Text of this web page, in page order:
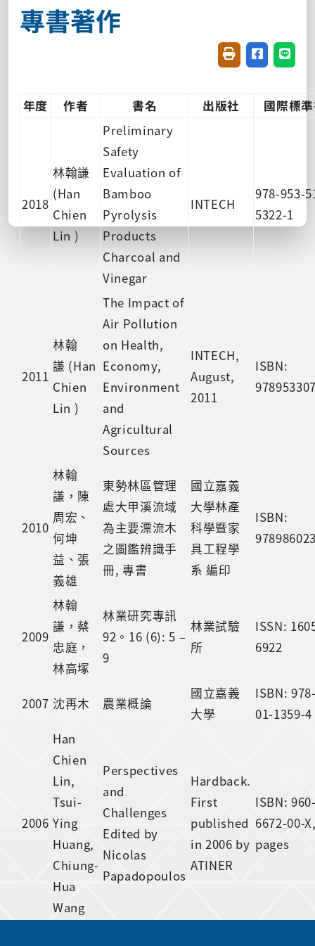
專書著作
友善列印(開新視
分享至臉書
分享
年度 作者 書名 出版社 國際標
2018
林翰謙
(Han
Chien
Lin )
Preliminary
Safety
Evaluation of
Bamboo
Pyrolysis
Products
Charcoal and
Vinegar
INTECH
978-953-
5322-1
2011
林翰
謙 (Han
Chien
Lin )
The Impact of
Air Pollution
on Health,
Economy,
Environment
and
Agricultural
Sources
INTECH,
August,
2011
ISBN:
2010
林翰
謙，陳
周宏、
何坤
益、張
義雄
東勢林區管理
處大甲溪流域
為主要漂流木
之圖鑑辨識手
冊, 專書
國立嘉義
大學林產
科學暨家
具工程學
系 編印
ISBN:
2009
林翰
謙，蔡
忠庭，
林高塚
林業研究專訊
92。16 (6): 5 –
9
林業試驗
所
ISSN:
6922
2007 沈再木 農業概論
國立嘉義
大學
ISBN:
01-1359-4
2006
Han
Chien
Lin,
Tsui-
Ying
Huang,
Chiung-
Hua
Wang
Perspectives
and
Challenges
Edited by
Nicolas
Papadopoulos
Hardback.
First
published
in 2006 by
ATINER
ISBN:
6672-00-
pages